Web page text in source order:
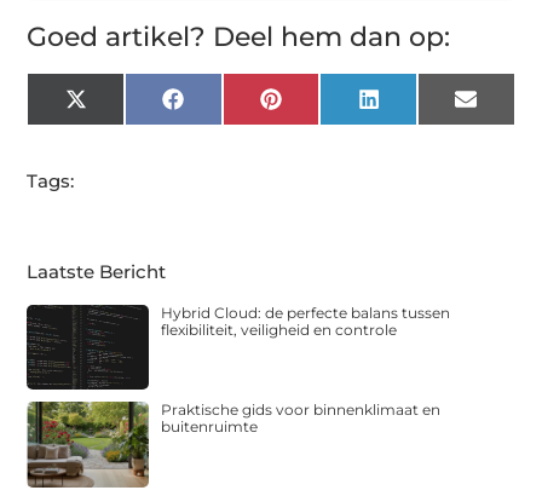
Goed artikel? Deel hem dan op:
X
(Twitter)
FacebookPinterest LinkedIn Email
Tags:
Laatste Bericht
Hybrid Cloud: de perfecte balans tussen
flexibiliteit, veiligheid en controle
Praktische gids voor binnenklimaat en
buitenruimte